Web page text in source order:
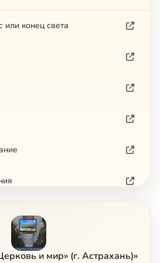
или конец света
и мир» (г. Астрахань)»